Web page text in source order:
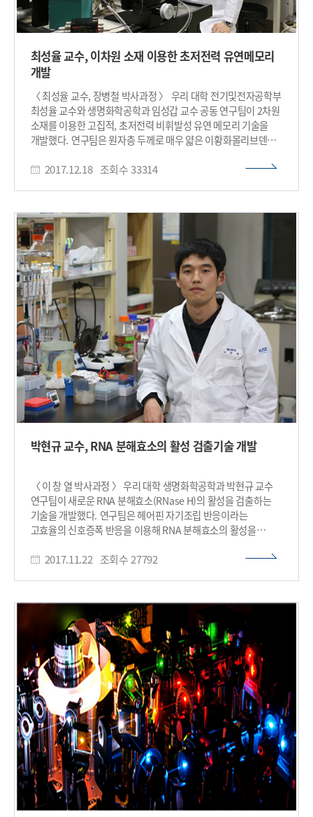
최성율 교수, 이차원 소재 이용한 초저전력 유연메모리
개발
〈 최성율 교수, 장병철 박사과정 〉 우리 대학 전기및전자공학부
최성율 교수와 생명화학공학과 임성갑 교수 공동 연구팀이 2차원
소재를 이용한 고집적, 초저전력 비휘발성 유연 메모리 기술을
개발했다. 연구팀은 원자층 두께로 매우 얇은 이황화몰리브덴
개발했다. 우명훈 석사(현 삼성전자 연구원)와 장병철 박사과정
Materials)’ 11월 17일자 표지 논문으로 게재됐다. 사물인터넷,
인공지능, 클라우드 서버 기술 등의 등장으로 인해 메모리 중심의
컴퓨팅 전환과 함께 웨어러블 기기 산업의 수요 증가로 고집적,
초저전력 비휘발성 유연 메모리에 대한 필요성이 커지고 있다.
특히 원자층 두께의 매우 얇은 이황화몰리브덴 반도체 소재는
최근 포스트 실리콘 소재로 주목받고 있다. 이는 얇은 두께로 인해
기존 실리콘 소자에서 나타나는 단채널 효과를 억제해 고집적도
및 전력 소모 측면에서 장점을 갖기 때문이다. 또한 얇은 두께로
인해 유연한 특성을 가져 웨어러블 전자소자로의 응용이
가능하다는 이점이 있다. 하지만 이황화몰리브덴 반도체 소재는
불포화 결합(dangling bond)을 갖지 않는 표면 특성으로 인해
기존의 원자층 증착 장비로는 얇은 절연막을 균일하고 견고하게
증착하기 어렵다는 한계가 있다. 게다가 현재의 액상 공정으로는
저유전율 고분자 절연막을 10나노미터 이하로 균일하게
대면적으로 증착하기가 어려워 저전압 구동이 불가능하고
해결을 위해 ‘개시제를 이용한 화학 기상증착법(initiated
고분자 절연막을 개발해 해결했다. 연구팀은 iCVD 공정을 이용해
이황화몰리브덴 반도체 소재 위에 10나노미터 두께의 터널링
고분자 절연막이 균일하고 견고하게 증착됨을 확인했다.
연구팀은 기존의 이황화몰리브덴 반도체 메모리 소자가 20V
이상의 전압으로 구동되는 반면 이번에 제작한 소자는 10V
부근의 저전압으로 구동됨을 확인했다. 최 교수는 “인공지능,
사물인터넷 등 4차산업혁명의 근간인 반도체 소자기술은 기존
메모리 소자를 뛰어넘는 저전력성과 유연성 등의 기능을 갖춰야
기술을 개발했다는 의의를 갖는다”고 말했다. 이번 연구는
과학기술정보통신부 한국연구재단이 추진하는
글로벌프론티어사업, 미래소재 디스커버리 사업 등의 지원을
받아 수행됐다. □ 그림 설명 그림1. Advanced Functional
Materials 표지 그림2. 제작된 비휘발성 메모리 소자의 개념도 및
소자 단면 고해상도 투과전자현미경 이미지 ​
2017.12.18 조회수33314
박현규 교수, RNA 분해효소의 활성 검출기술 개발
〈 이 창 열 박사과정 〉 우리 대학 생명화학공학과 박현규 교수
연구팀이 새로운 RNA 분해효소(RNase H)의 활성을 검출하는
기술을 개발했다. 연구팀은 헤어핀 자기조립 반응이라는
고효율의 신호증폭 반응을 이용해 RNA 분해효소의 활성을
바이러스 증식에 필수적으로 관여하는 물질임을 고려할 때 박
참여한 이번 연구는 영국왕립화학회가 발행하는 국제 학술지
‘나노스케일(Nanoscale)’ 2017년도 42호(11월 14일 발행)
표지논문으로 선정됐다. 현재 개발된 RNA 분해효소의 활성을
검출하는 기술들은 일반적으로 값비싼 형광체, 소광체가
필수적이고 그 도입 과정도 복잡하다는 한계가 있다. 또한 신호를
증폭시킬 수단이 없기 때문에 전반적으로 검출 성능이 매우 낮다.
연구팀은 기술의 한계를 극복하기 위해 헤어핀 자기조립
반응이라는 기술을 이용했다. 이 기술은 검출신호를 증폭시켜
RNA 분해효소 활성이 더 민감하게 검출될 수 있도록 도와준다.
그리고 연구팀은 이 헤어핀 자기조립 반응의 결과물이
형광신호의 발생에 적합한 지-쿼드러플렉스(G-quadruplex)
구조를 갖도록 반응시스템을 설계했다. 지-쿼드러플렉스 구조와
결합해 강한 형광을 내는 형광물질을 사용함으로써 기존의 RNA
분해효소 활성 검출 기술의 한계를 극복하는 고성능의 RNA
분해효소 활성 검출 기술을 개발했다. 또한 이 기술을 이용해
2017.11.22 조회수 27792